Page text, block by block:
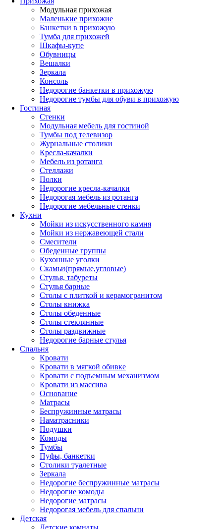
Модульная прихожая
Маленькие прихожие
Банкетки в прихожую
Тумба для прихожей
Шкафы-купе
Обувницы
Вешалки
Зеркала
Консоль
Недорогие банкетки в прихожую
Недорогие тумбы для обуви в прихожую
Гостиная
Стенки
Модульная мебель для гостиной
Тумбы под телевизор
Журнальные столики
Кресла-качалки
Мебель из ротанга
Стеллажи
Полки
Недорогие кресла-качалки
Недорогая мебель из ротанга
Недорогие мебельные стенки
Кухни
Мойки из искусственного камня
Мойки из нержавеющей стали
Смесители
Обеденные группы
Кухонные уголки
Скамьи(прямые,угловые)
Стулья, табуреты
Стулья барные
Столы с плиткой и керамогранитом
Столы книжка
Столы обеденные
Столы стеклянные
Столы раздвижные
Недорогие барные стулья
Спальня
Кровати
Кровати в мягкой обивке
Кровати с подъемным механизмом
Кровати из массива
Основание
Матрасы
Беспружинные матрасы
Наматрасники
Подушки
Комоды
Тумбы
Пуфы, банкетки
Столики туалетные
Зеркала
Недорогие беспружинные матрасы
Недорогие комоды
Недорогие матрасы
Недорогая мебель для спальни
Детская
Детские комнаты